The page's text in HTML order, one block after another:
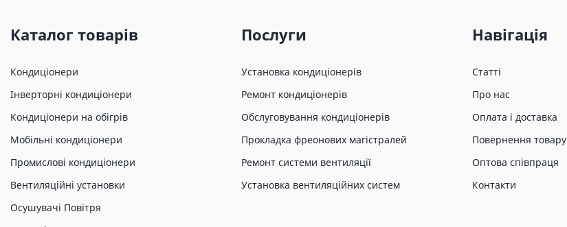
Каталог товарів
Кондиціонери
Інверторні кондиціонери
Кондиціонери на обігрів
Мобільні кондиціонери
Промислові кондиціонери
Вентиляційні установки
Осушувачі Повітря
Послуги
Установка кондиціонерів
Ремонт кондиціонерів
Обслуговування кондиціонерів
Прокладка фреонових магістралей
Ремонт системи вентиляції
Установка вентиляційних систем
Навігація
Статті
Про нас
Оплата і доставка
Повернення товару
Оптова співпраця
Контакти